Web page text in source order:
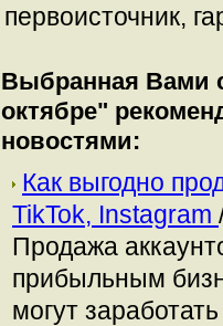
первоисточник,
Выбранная Вами
октябре"
новостями:
Как выгодно
TikTok, Instagram
Продажа
прибыльным
могут